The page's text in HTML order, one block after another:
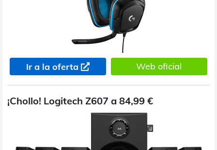
Ir a la oferta Web oficial
¡Chollo! Logitech Z607 a 84,99 €